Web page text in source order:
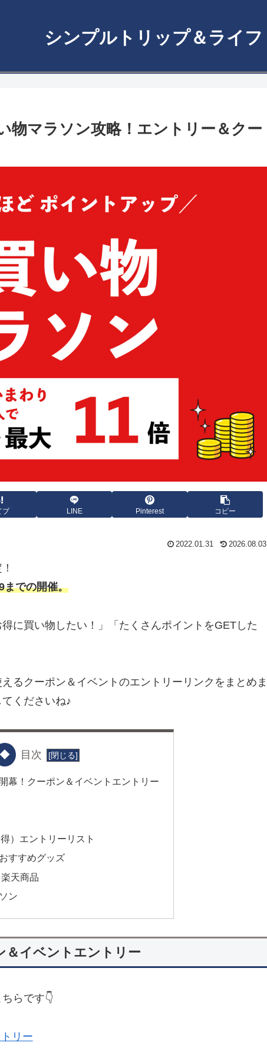
シンプルトリップ＆ライフ
物マラソン攻略！エントリー＆クー
ブ LINE Pinterest コピー
2022.01.31 2026.08.03
までの開催。
に買い物したい！」「たくさんポイントをGETした
るクーポン＆イベントのエントリーリンクをまとめま
くださいね♪
目次
幕！クーポン＆イベントエントリー
）エントリーリスト
すすめグッズ
天商品
ン
＆イベントエントリー
らです👇
リー